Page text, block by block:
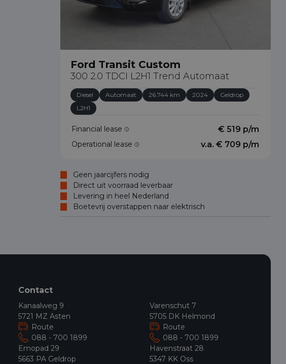
Ford Transit Custom
300 2.0 TDCI L2H1 Trend Automaat
Diesel Automaat 26.744 km 2024
Geldrop
L2H1
Financial lease € 519 p/m
Operational lease v.a. € 709 p/m
Geen jaarcijfers nodig
Direct uit voorraad leverbaar
Levering in heel Nederland
Boetevrij overstappen naar elektrisch
Contact
Kanaalweg 9
5721 MZ Asten
Route
088 - 700 1899
Emopad 29
5663 PA Geldrop
Varenschut 7
5705 DK Helmond
Route
088 - 700 1899
Havenstraat 28
5347 KK Oss